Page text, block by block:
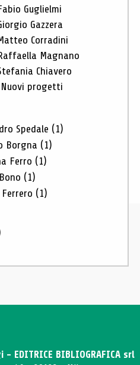
Guglielmi
Gazzera
Corradini
Magnano
Chiavero
Nuovi progetti
Spedale (1)
Borgna (1)
Ferro (1)
(1)
(1)
EDITRICE BIBLIOGRAFICA srl